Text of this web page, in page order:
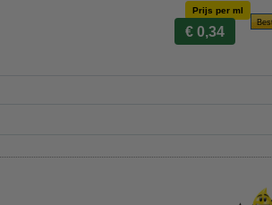
Prijs per ml
€ 0,34